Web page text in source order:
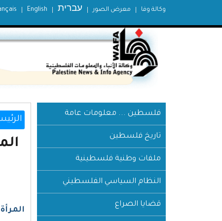
English עברית معرض الصور وكالة وفا
فلسطين ... معلومات عامة
تاريخ فلسطين
ملفات وطنية فلسطينية
النظام السياسي الفلسطيني
قضايا الصراع